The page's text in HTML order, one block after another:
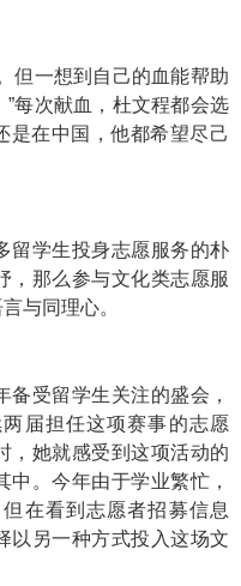
但一想到自己的血能帮助
每次献血，杜文程都会选
是在中国，他都希望尽己
留学生投身志愿服务的朴
，那么参与文化类志愿服
与同理心。
受留学生关注的盛会，
届担任这项赛事的志愿
，她就感受到这项活动的
。今年由于学业繁忙，
在看到志愿者招募信息
以另一种方式投入这场文